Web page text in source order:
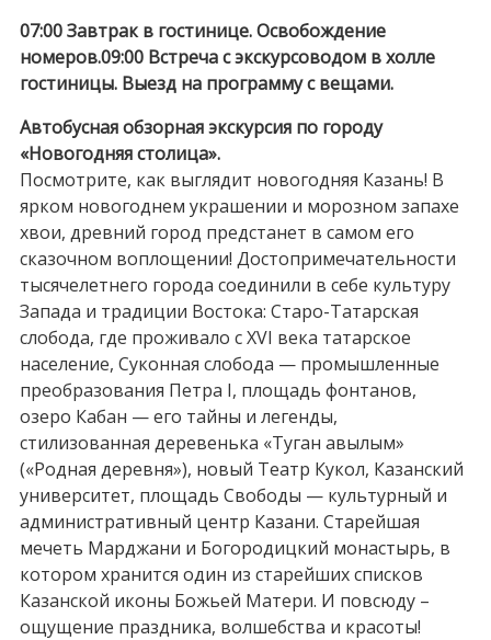
07:00 Завтрак в гостинице. Освобождение
номеров.09:00 Встреча с экскурсоводом в холле
гостиницы. Выезд на программу с вещами.
Автобусная обзорная экскурсия по городу
«Новогодняя столица».
Посмотрите, как выглядит новогодняя Казань! В
ярком новогоднем украшении и морозном запахе
хвои, древний город предстанет в самом его
сказочном воплощении! Достопримечательности
тысячелетнего города соединили в себе культуру
Запада и традиции Востока: Старо-Татарская
слобода, где проживало с XVI века татарское
население, Суконная слобода — промышленные
преобразования Петра I, площадь фонтанов,
озеро Кабан — его тайны и легенды,
стилизованная деревенька «Туган авылым»
(«Родная деревня»), новый Театр Кукол, Казанский
университет, площадь Свободы — культурный и
административный центр Казани. Старейшая
мечеть Марджани и Богородицкий монастырь, в
котором хранится один из старейших списков
Казанской иконы Божьей Матери. И повсюду –
ощущение праздника, волшебства и красоты!